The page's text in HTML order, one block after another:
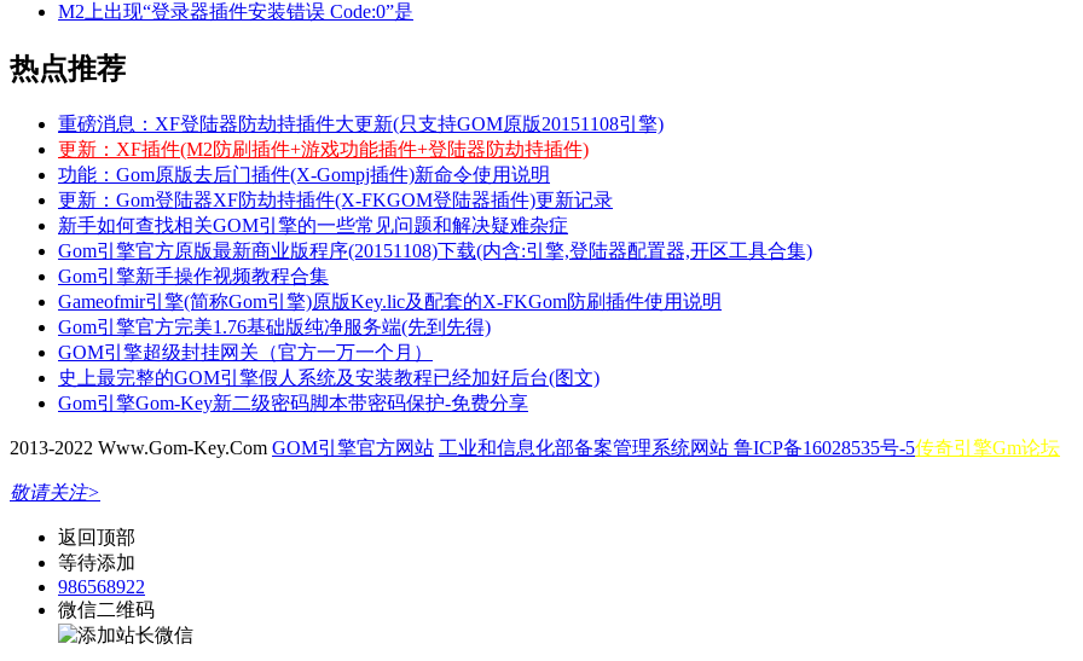
M2上出现“登录器插件安装错误 Code:0”是
热点推荐
重磅消息：XF登陆器防劫持插件大更新(只支持GOM原版20151108引擎)
更新：XF插件(M2防刷插件+游戏功能插件+登陆器防劫持插件)
功能：Gom原版去后门插件(X-Gompj插件)新命令使用说明
更新：Gom登陆器XF防劫持插件(X-FKGOM登陆器插件)更新记录
新手如何查找相关GOM引擎的一些常见问题和解决疑难杂症
Gom引擎官方原版最新商业版程序(20151108)下载(内含:引擎,登陆器配置器,开区工具合集)
Gom引擎新手操作视频教程合集
Gameofmir引擎(简称Gom引擎)原版Key.lic及配套的X-FKGom防刷插件使用说明
Gom引擎官方完美1.76基础版纯净服务端(先到先得)
GOM引擎超级封挂网关（官方一万一个月）
史上最完整的GOM引擎假人系统及安装教程已经加好后台(图文)
Gom引擎Gom-Key新二级密码脚本带密码保护-免费分享
2013-2022 Www.Gom-Key.Com GOM引擎官方网站 工业和信息化部备案管理系统网站 鲁ICP备16028535号-5传奇引擎Gm论坛
敬请关注>
返回顶部
等待添加
986568922
微信二维码